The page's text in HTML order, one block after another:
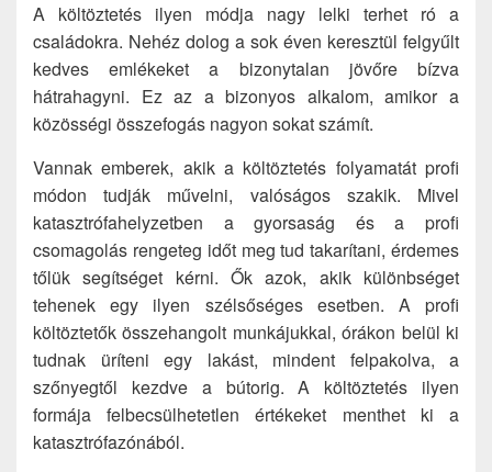
A költöztetés ilyen módja nagy lelki terhet ró a
családokra. Nehéz dolog a sok éven keresztül felgyűlt
kedves emlékeket a bizonytalan jövőre bízva
hátrahagyni. Ez az a bizonyos alkalom, amikor a
közösségi összefogás nagyon sokat számít.
Vannak emberek, akik a költöztetés folyamatát profi
módon tudják művelni, valóságos szakik. Mivel
katasztrófahelyzetben a gyorsaság és a profi
csomagolás rengeteg időt meg tud takarítani, érdemes
tőlük segítséget kérni. Ők azok, akik különbséget
tehenek egy ilyen szélsőséges esetben. A profi
költöztetők összehangolt munkájukkal, órákon belül ki
tudnak üríteni egy lakást, mindent felpakolva, a
szőnyegtől kezdve a bútorig. A költöztetés ilyen
formája felbecsülhetetlen értékeket menthet ki a
katasztrófazónából.